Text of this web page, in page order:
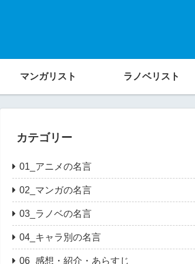
マンガリスト ラノベリスト
カテゴリー
01_アニメの名言
02_マンガの名言
03_ラノベの名言
04_キャラ別の名言
06_感想・紹介・あらすじ